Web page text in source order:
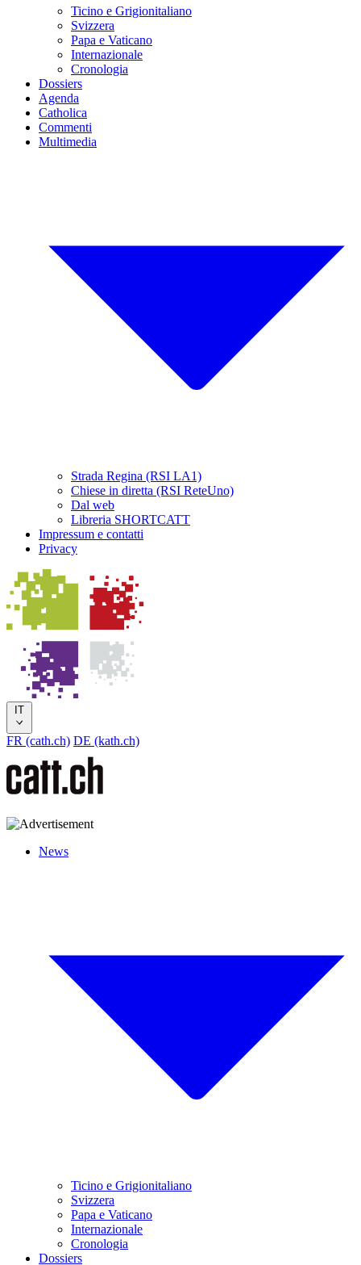
Ticino e Grigionitaliano
Svizzera
Papa e Vaticano
Internazionale
Cronologia
Dossiers
Agenda
Catholica
Commenti
Multimedia
Strada Regina (RSI LA1)
Chiese in diretta (RSI ReteUno)
Dal web
Libreria SHORTCATT
Impressum e contatti
Privacy
IT
FR (cath.ch) DE (kath.ch)
News
Ticino e Grigionitaliano
Svizzera
Papa e Vaticano
Internazionale
Cronologia
Dossiers